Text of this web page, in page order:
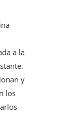
a la
y
los